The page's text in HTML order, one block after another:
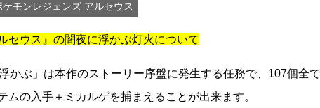
ケモンレジェンズ アルセウス
セウス』の闇夜に浮かぶ灯火について
かぶ」は本作のストーリー序盤に発生する任務で、107個全
ムの入手＋ミカルゲを捕まえることが出来ます。